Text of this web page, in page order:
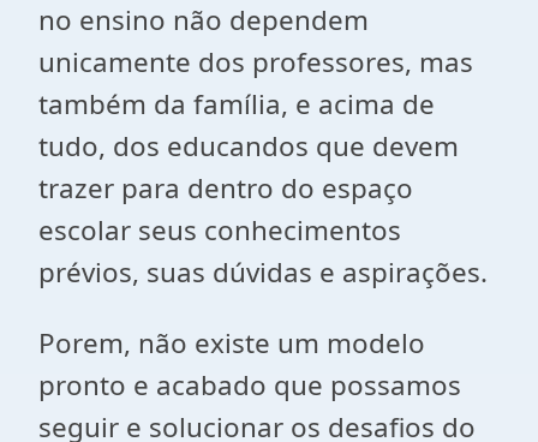
no ensino não dependem
unicamente dos professores, mas
também da família, e acima de
tudo, dos educandos que devem
trazer para dentro do espaço
escolar seus conhecimentos
prévios, suas dúvidas e aspirações.
Porem, não existe um modelo
pronto e acabado que possamos
seguir e solucionar os desafios do